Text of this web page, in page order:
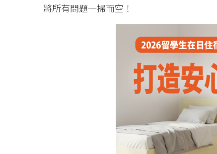
將所有問題一掃而空！